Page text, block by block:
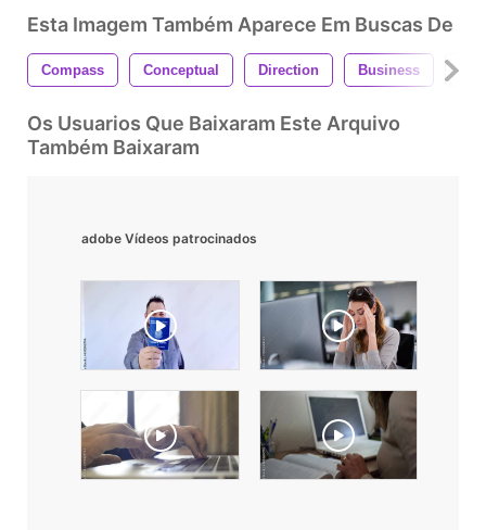
Esta Imagem Também Aparece Em Buscas De
Compass Conceptual Direction Business
Os Usuarios Que Baixaram Este Arquivo
Também Baixaram
adobe Vídeos patrocinados